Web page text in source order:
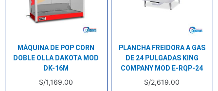
MÁQUINA DE POP CORN
DOBLE OLLA DAKOTA MOD
DK-16M
S/1,169.00
PLANCHA FREIDORA A GAS
DE 24 PULGADAS KING
COMPANY MOD E-RQP-24
S/2,619.00